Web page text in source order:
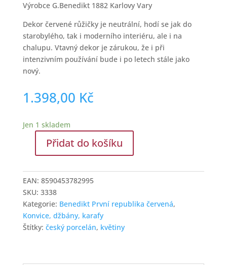
Výrobce G.Benedikt 1882 Karlovy Vary
Dekor červené růžičky je neutrální, hodí se jak do
starobylého, tak i moderního interiéru, ale i na
chalupu. Vtavný dekor je zárukou, že i při
intenzivním používání bude i po letech stále jako
nový.
1.398,00 Kč
Jen 1 skladem
G.Benedikt
Karlovy
Vary
konvice
1,0
l
Benedikt
Přidat do košíku
EAN: 8590453782995
SKU: 3338
Kategorie: Benedikt První republika červená,
Konvice, džbány, karafy
Štítky: český porcelán, květiny